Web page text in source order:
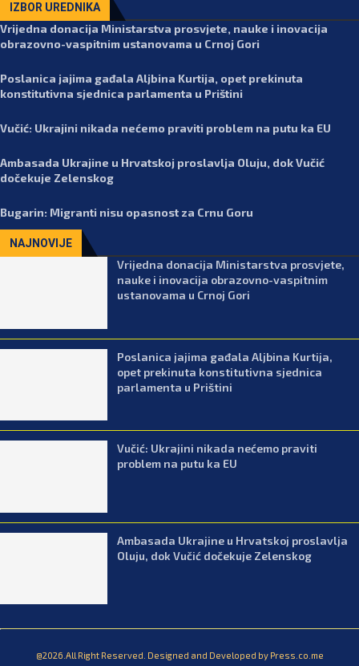
IZBOR UREDNIKA
Vrijedna donacija Ministarstva prosvjete, nauke i inovacija
obrazovno-vaspitnim ustanovama u Crnoj Gori
Poslanica jajima gađala Aljbina Kurtija, opet prekinuta
konstitutivna sjednica parlamenta u Prištini
Vučić: Ukrajini nikada nećemo praviti problem na putu ka EU
Ambasada Ukrajine u Hrvatskoj proslavlja Oluju, dok Vučić
dočekuje Zelenskog
Bugarin: Migranti nisu opasnost za Crnu Goru
NAJNOVIJE
Vrijedna donacija Ministarstva prosvjete,
nauke i inovacija obrazovno-vaspitnim
ustanovama u Crnoj Gori
Poslanica jajima gađala Aljbina Kurtija,
opet prekinuta konstitutivna sjednica
parlamenta u Prištini
Vučić: Ukrajini nikada nećemo praviti
problem na putu ka EU
Ambasada Ukrajine u Hrvatskoj proslavlja
Oluju, dok Vučić dočekuje Zelenskog
@2026.All Right Reserved. Designed and Developed by Press.co.me